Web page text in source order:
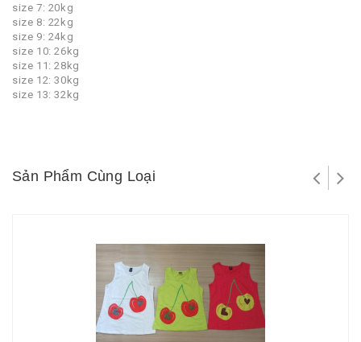
size 7: 20kg
size 8: 22kg
size 9: 24kg
size 10: 26kg
size 11: 28kg
size 12: 30kg
size 13: 32kg
Sản Phẩm Cùng Loại